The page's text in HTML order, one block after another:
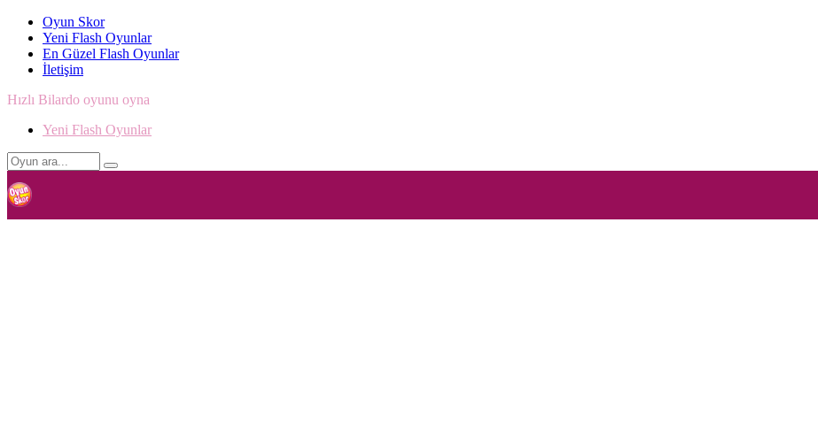
Oyun Skor
Yeni Flash Oyunlar
En Güzel Flash Oyunlar
İletişim
Hızlı Bilardo oyunu oyna
Yeni Flash Oyunlar